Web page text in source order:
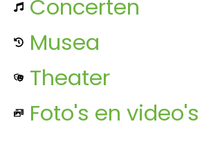
Concerten
Musea
Theater
Foto's en video's